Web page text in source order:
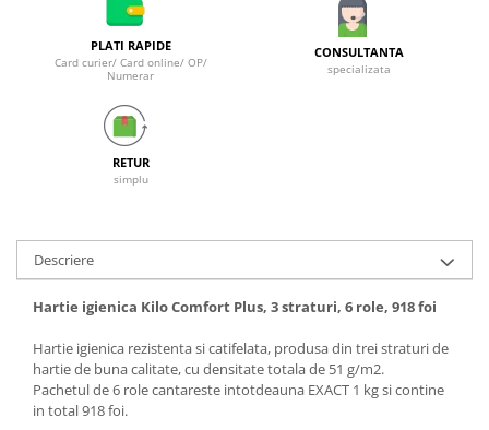
Lemn/ parchet/ laminat
Piatra naturala/ placi ceramice
Detergenti textile
Balsam de rufe
Aditivi spalare
Parfum rufe
Detergenti ultraconcentrati
Dezinfectanti, igienizanti
Insecticide
Intretinere incaltaminte
Odorizante
Set mop + galeata
Perie de tavan
Perii diverse
Bureti canelati
Bureti metalici
Bureti speciali
Bureti universali
Accesorii baie si bucatarie
PLATI RAPIDE
Card curier/ Card online/ OP/
Numerar
CONSULTANTA
specializata
RETUR
simplu
Descriere
Hartie igienica Kilo Comfort Plus, 3 straturi, 6 role, 918 foi
Hartie igienica rezistenta si catifelata, produsa din trei straturi de
hartie de buna calitate, cu densitate totala de 51 g/m2.
Pachetul de 6 role cantareste intotdeauna EXACT 1 kg si contine
in total 918 foi.